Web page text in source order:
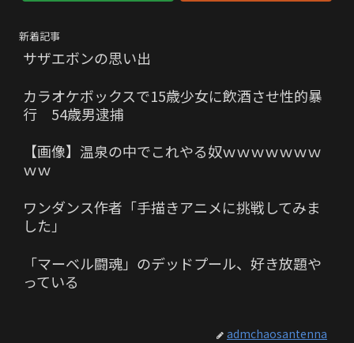
新着記事
サザエボンの思い出
カラオケボックスで15歳少女に飲酒させ性的暴
行 54歳男逮捕
【画像】温泉の中でこれやる奴ｗｗｗｗｗｗｗ
ｗｗ
ワンダンス作者「手描きアニメに挑戦してみま
した」
「マーベル闘魂」のデッドプール、好き放題や
っている
admchaosantenna